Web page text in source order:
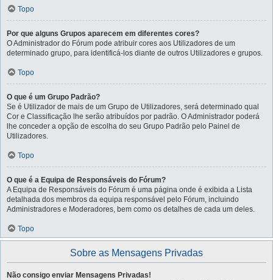
Topo
Por que alguns Grupos aparecem em diferentes cores?
O Administrador do Fórum pode atribuir cores aos Utilizadores de um
determinado grupo, para identificá-los diante de outros Utilizadores e grupos.
Topo
O que é um Grupo Padrão?
Se é Utilizador de mais de um Grupo de Utilizadores, será determinado qual
Cor e Classificação lhe serão atribuídos por padrão. O Administrador poderá
lhe conceder a opção de escolha do seu Grupo Padrão pelo Painel de
Utilizadores.
Topo
O que é a Equipa de Responsáveis do Fórum?
A Equipa de Responsáveis do Fórum é uma página onde é exibida a Lista
detalhada dos membros da equipa responsável pelo Fórum, incluindo
Administradores e Moderadores, bem como os detalhes de cada um deles.
Topo
Sobre as Mensagens Privadas
Não consigo enviar Mensagens Privadas!